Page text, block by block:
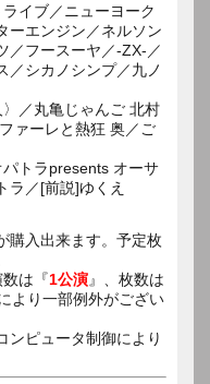
イブ／ニューヨーク
ーエンジン／ネルソン
／フースーヤ／-ZX-／
／シカノシンプ／九ノ
／丸亀じゃんご 北村
ァーレと熱狂 奥／ご
トラpresents オーサ
ラ／[前説]ゆくえ
購入出来ます。予定枚
は『1公演』、枚数は
より一部例外がござい
ンピュータ制御により